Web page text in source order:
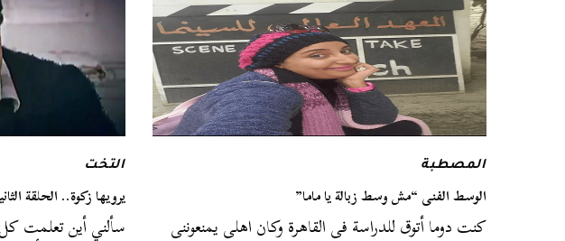
المصطبة
الوسط الفنى “مش وسط زبالة يا ماما”
كنت دوما أتوق للدراسة فى القاهرة وكان اهلى يمنعوننى
التخت
يرويها زكوة.. الحلقة
سألني أين تعلمت